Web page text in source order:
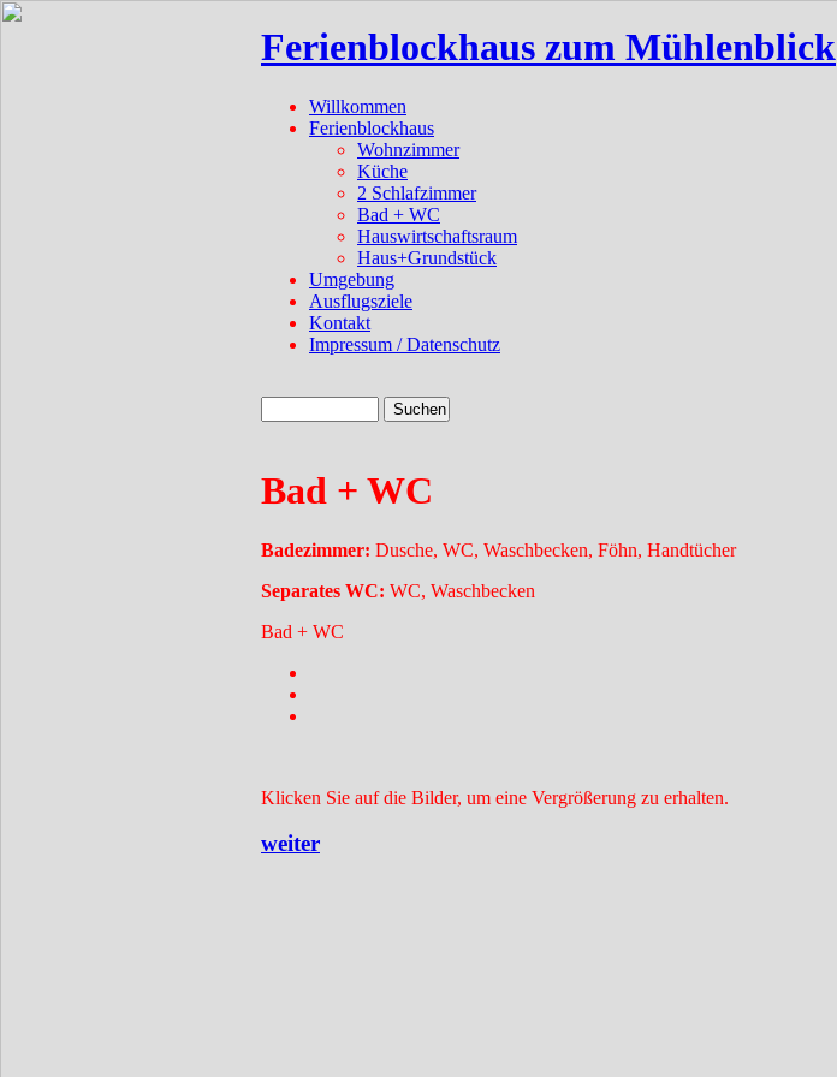
Ferienblockhaus zum Mühlenblick
Willkommen
Ferienblockhaus
Wohnzimmer
Küche
2 Schlafzimmer
Bad + WC
Hauswirtschaftsraum
Haus+Grundstück
Umgebung
Ausflugsziele
Kontakt
Impressum / Datenschutz
Bad + WC
Badezimmer: Dusche, WC, Waschbecken, Föhn, Handtücher
Separates WC: WC, Waschbecken
Bad + WC
Klicken Sie auf die Bilder, um eine Vergrößerung zu erhalten.
weiter